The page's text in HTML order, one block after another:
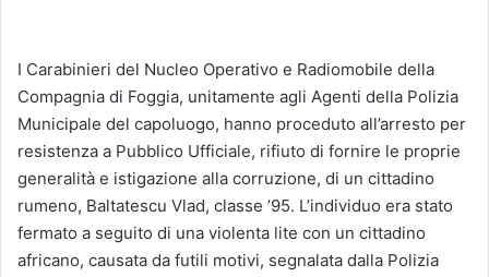
I Carabinieri del Nucleo Operativo e Radiomobile della
Compagnia di Foggia, unitamente agli Agenti della Polizia
Municipale del capoluogo, hanno proceduto all’arresto per
resistenza a Pubblico Ufficiale, rifiuto di fornire le proprie
generalità e istigazione alla corruzione, di un cittadino
rumeno, Baltatescu Vlad, classe ’95. L’individuo era stato
fermato a seguito di una violenta lite con un cittadino
africano, causata da futili motivi, segnalata dalla Polizia